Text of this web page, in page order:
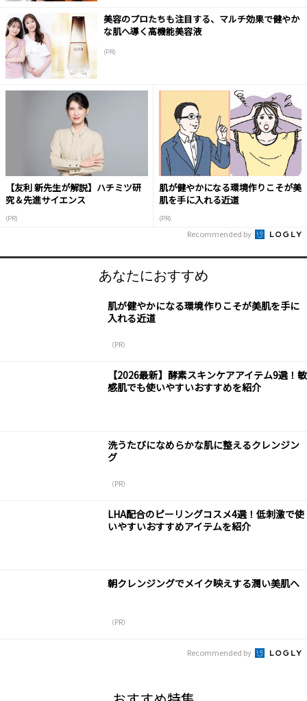
美容のプロたちも注目する、マルチ効果で健やか
な肌へ導く高機能美容液
(PR)
【友利 新先生が解説】ハチミツ研
究＆先進サイエンス
(PR)
肌が健やかになる環境作りこそが美
肌を手に入れる近道
(PR)
Recommended by
あなたにおすすめ
肌が健やかになる環境作りこそが美肌を手に
入れる近道
（PR）
【2026最新】酵素スキンケアアイテム9選！敏
感肌でも使いやすいおすすめを紹介
洗うたびになめらかな肌に整えるクレンジン
グ
（PR）
LHA配合のピーリングコスメ4選！低刺激で使
いやすいおすすめアイテムを紹介
朝クレンジングでメイク映えする潤い美肌へ
（PR）
Recommended by